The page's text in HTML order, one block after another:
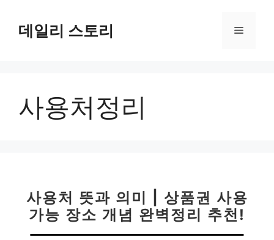
데일리 스토리 메
사용처정리
사용처 뜻과 의미 | 상품권 사용
가능 장소 개념 완벽정리 추천!